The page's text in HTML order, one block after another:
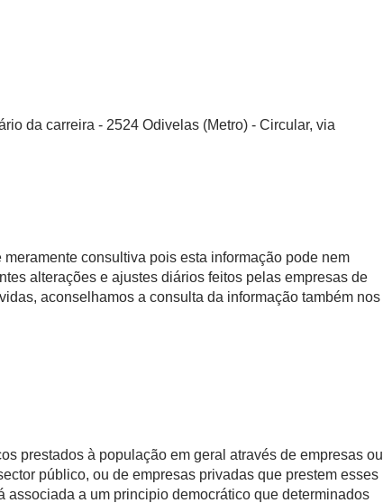
da carreira - 2524 Odivelas (Metro) - Circular, via
consultiva pois esta informação pode nem
alterações e ajustes diários feitos pelas empresas de
aconselhamos a consulta da informação também nos
prestados à população em geral através de empresas ou
público, ou de empresas privadas que prestem esses
associada a um principio democrático que determinados